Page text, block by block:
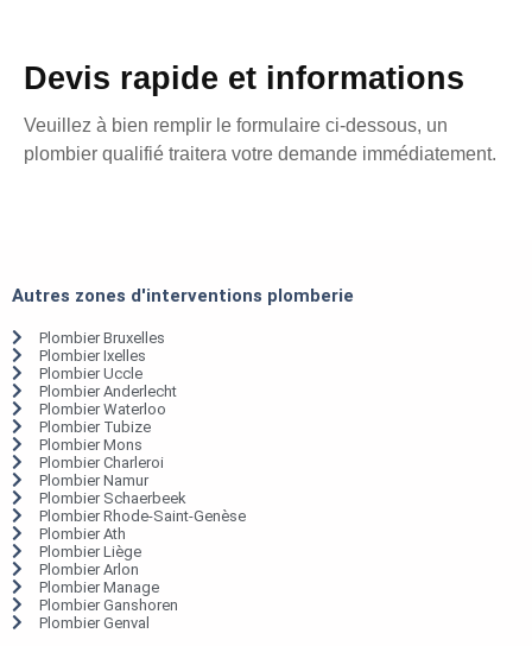
Devis rapide et informations
Veuillez à bien remplir le formulaire ci-dessous, un
plombier qualifié traitera votre demande immédiatement.
Autres zones d'interventions plomberie
Plombier Bruxelles
Plombier Ixelles
Plombier Uccle
Plombier Anderlecht
Plombier Waterloo
Plombier Tubize
Plombier Mons
Plombier Charleroi
Plombier Namur
Plombier Schaerbeek
Plombier Rhode-Saint-Genèse
Plombier Ath
Plombier Liège
Plombier Arlon
Plombier Manage
Plombier Ganshoren
Plombier Genval